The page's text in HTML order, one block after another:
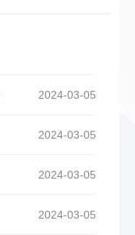
2024-03-05
2024-03-05
2024-03-05
2024-03-05